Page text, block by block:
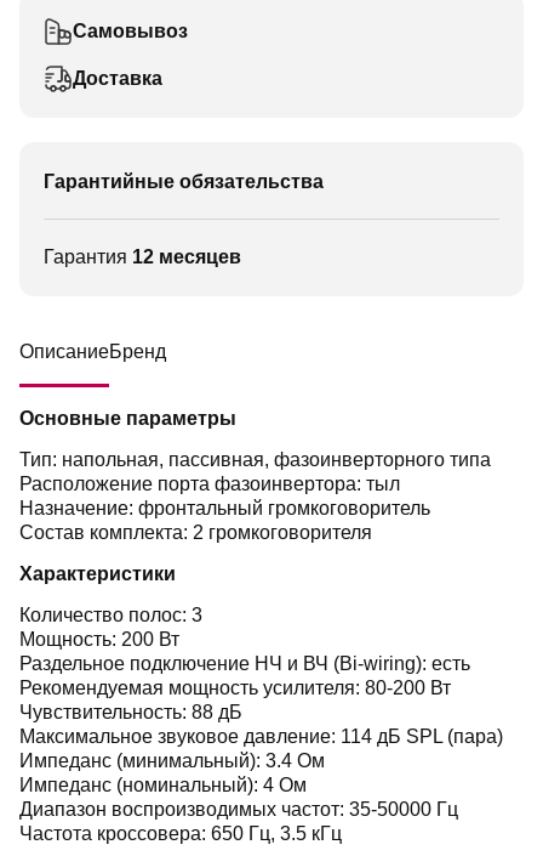
Самовывоз
Доставка
Гарантийные обязательства
Гарантия 12 месяцев
ОписаниеБренд
Основные параметры
Тип: напольная, пассивная, фазоинверторного типа
Расположение порта фазоинвертора: тыл
Назначение: фронтальный громкоговоритель
Состав комплекта: 2 громкоговорителя
Характеристики
Количество полос: 3
Мощность: 200 Вт
Раздельное подключение НЧ и ВЧ (Bi-wiring): есть
Рекомендуемая мощность усилителя: 80-200 Вт
Чувствительность: 88 дБ
Максимальное звуковое давление: 114 дБ SPL (пара)
Импеданс (минимальный): 3.4 Ом
Импеданс (номинальный): 4 Ом
Диапазон воспроизводимых частот: 35-50000 Гц
Частота кроссовера: 650 Гц, 3.5 кГц